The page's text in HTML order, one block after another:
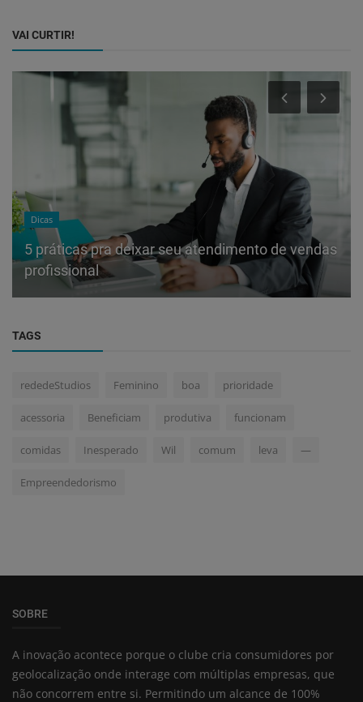
VAI CURTIR!
Dicas
5 práticas pra deixar seu atendimento de vendas
profissional
TAGS
rededeStudios Feminino boa prioridade
acessoria Beneficiam produtiva funcionam
comidas Inesperado Wil comum leva —
Empreendedorismo
SOBRE
A inovação acontece porque o clube cria consumidores por
geolocalização onde interage com múltiplas empresas, que
não concorrem entre si. Permitindo um alcance de 100%